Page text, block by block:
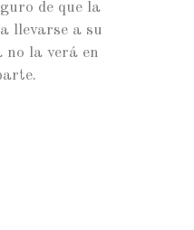
de que la
llevarse a su
no la verá en